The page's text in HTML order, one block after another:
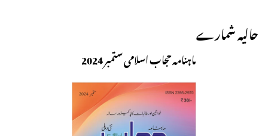
حالیہ شمارے
ماہنامہ حجاب اسلامی ستمبر 2024